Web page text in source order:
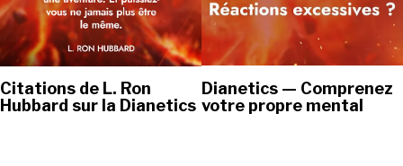
Citations de L. Ron
Hubbard sur la Dianetics
Dianetics — Comprenez
votre propre mental